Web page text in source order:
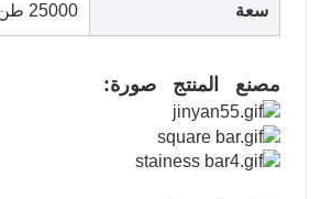
سعة 25000 طن / طن شهريا
مصنع المنتج صورة: